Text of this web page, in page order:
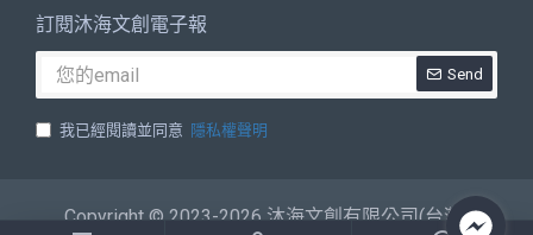
訂閱沐海文創電子報
Send
我已經閱讀並同意 隱私權聲明
Copyright © 2023-2026 沐海文創有限公司(台灣)